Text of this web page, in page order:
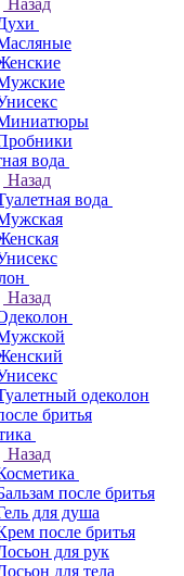
Назад
вода
Назад
вода
Назад
одеколон
бритья
Назад
после бритья
для душа
после бритья
для рук
для тела